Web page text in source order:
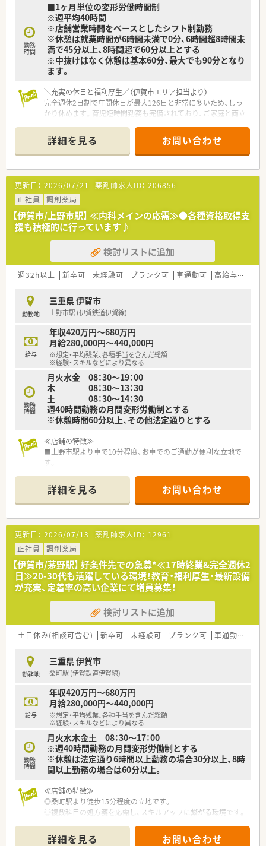
勤務
時間
■1ヶ月単位の変形労働時間制
※週平均40時間
※店舗営業時間をベースとしたシフト制勤務
※休憩は就業時間が6時間未満で0分、6時間超8時間未
満で45分以上、8時間超で60分以上とする
※中抜けはなく休憩は基本60分、最大でも90分となり
ます。
＼充実の休日と福利厚生／（伊賀市エリア担当より）
完全週休2日制で年間休日が最大126日と非常に多いため、しっ
かり休めます。育児短時間勤務も完備されており、ご家庭と両立
【店舗情報と応需状況について】
■最寄り駅である猪田道駅から車で7分の場所に位置しており、
マイカーでの通勤が大変便利な店舗です。
■応需科目は内科や小児科、外科、耳鼻科、眼科、皮膚科、精神科
など非常に多岐にわたる科目を扱います。
■処方箋の具体的な応需枚数や店内の詳細な勤務者数につきま
しては、別途ご確認が必要となります。
【法人特徴について】
■東海圏を中心に全国で100店舗以上の調剤薬局チェーンを展
開し、高い利益率で安定経営を続けています。
■調剤薬局事業のほかにも介護施設運営などのヘルスケア事業
や医薬品卸事業を多角的に展開する企業です。
や安心できる仕組み作りに注力しています。
【求人情報について】
■正社員の募集となっており、ご経験やスキルなどを考慮の上で
年収380万から620万円の間で応相談です。
■転居を伴う転勤のあるナショナル社員と、特定のエリア限定で
勤務するエリア社員から選択が可能です。
として高い年収の提示も相談いただけます。
詳細を見る お問い合わせ
更新日： 2026/07/21 薬剤師求人ID： 206856
正社員
調剤薬局
【伊賀市/上野市駅】 ≪内科メインの応需≫●各種資格取得支
援も積極的に行っています♪
検討リストに追加
週32h以上 新卒可 未経験可 ブランク可 車通勤可 高給与(600万円以上)
勤務地
三重県 伊賀市
上野市駅 (伊賀鉄道伊賀線)
給与
年収420万円～680万円
月給280,000円～440,000円
※想定・平均残業、各種手当を含んだ総額
※経験・スキルなどにより異なる
勤務
時間
月火水金 08：30～19：00
木 08：30～13：30
土 08：30～14：30
週40時間勤務の月間変形労働制とする
※休憩時間60分以上、その他法定通りとする
≪店舗の特徴≫
■上野市駅より車で10分程度、お車でのご通勤が便利な立地で
す。
す。
■近隣には複数店舗を展開していますので、急なお休みもご対応
が可能です。
■機材も充実しており、一包化鑑査機・全自動分包機・自動監査シ
ステムも完備しているため、調剤エラーの心配がなく、安心して
就業することができます。
＼＼こんな会社です／／
■グループ全体で100近い店舗を出店、東海圏を中心に店舗展開
している会社です。
■出店エリアは、北海道・関東・中部・近畿・中国地方になります。
■調剤薬局の他、介護付有料老人ホームといった介護施設を運営
するヘルスケア事業、
ジェネリック医薬品の卸売販売を行う医薬品卸事業など多角
的な経営を行っております。
れており、最新の調剤機器や鑑査システムを導入しております。
■総合病院やクリニック門前など、様々な医療機関の近隣に薬局
を出店しています。
■年間休日120日以上と、プライベートとメリハリをつけながら
お仕事することができます。
■20-30代の若手薬剤師が多く活躍されています。
■ライフスタイルに合わせて、転居を伴うナショナル社員と地域
≪福利厚生の充実≫
◎研修認定薬剤師の取得支援や社内の薬剤師教育セミナーを積
極的に推進おり、単位取得に便利なe-ラーニングを特別価格で受
◎育児短時間勤務制度を設けており、お子様が小学校1年生修了
まで利用することができます。
≪こんな方にオススメ≫
◎複数科目を扱い、薬剤師としてスキルアップしたい方！
詳細を見る お問い合わせ
更新日： 2026/07/13 薬剤師求人ID： 12961
正社員
調剤薬局
【伊賀市/茅野駅】 好条件先での急募*≪17時終業&完全週休2
日≫20-30代も活躍している環境！教育・福利厚生・最新設備
が充実、定着率の高い企業にて増員募集！
検討リストに追加
土日休み(相談可含む) 新卒可 未経験可 ブランク可 車通勤可
勤務地
三重県 伊賀市
桑町駅 (伊賀鉄道伊賀線)
給与
年収420万円～680万円
月給280,000円～440,000円
※想定・平均残業、各種手当を含んだ総額
※経験・スキルなどにより異なる
勤務
時間
月火水木金土 08：30～17：00
※週40時間勤務の月間変形労働制とする
※休憩は法定通り6時間以上勤務の場合30分以上、8時
間以上勤務の場合は60分以上。
≪店舗の特徴≫
◎桑町駅より徒歩15分程度の立地です。
◎複数科目の処方箋を応需し、スキルアップに繋がる環境です。
ています！
詳細を見る お問い合わせ